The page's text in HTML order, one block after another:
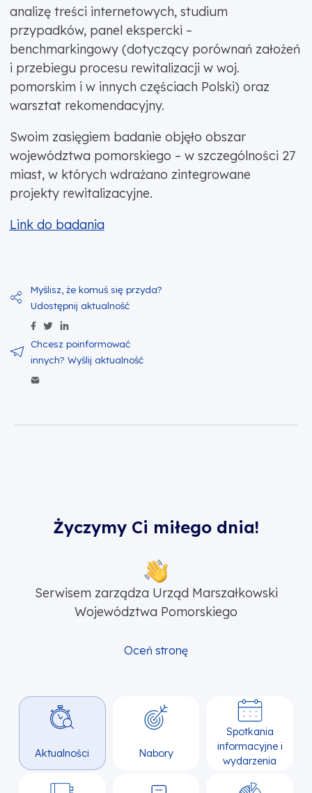
analizę treści internetowych, studium
przypadków, panel ekspercki –
benchmarkingowy (dotyczący porównań założeń
i przebiegu procesu rewitalizacji w woj.
pomorskim i w innych częściach Polski) oraz
warsztat rekomendacyjny.
Swoim zasięgiem badanie objęło obszar
województwa pomorskiego – w szczególności 27
miast, w których wdrażano zintegrowane
projekty rewitalizacyjne.
Link do badania
Udostępnij zawartość na Facebook
Udostępnij zawartość na Twitter
Życzymy Ci miłego dnia!
Serwisem zarządza Urząd Marszałkowski
Województwa Pomorskiego
Oceń stronę
Aktualności Nabory
Spotkania
informacyjne i
wydarzenia